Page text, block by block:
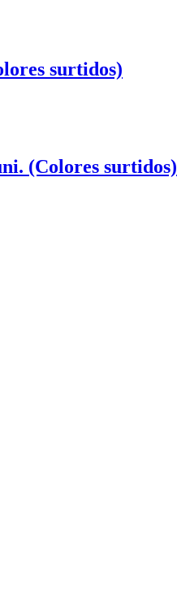
surtidos)
(Colores surtidos)